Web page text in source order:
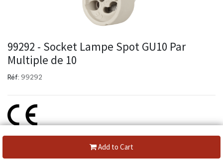
Add to Cart
99292 - Socket Lampe Spot GU10 Par
Multiple de 10
Réf: 99292